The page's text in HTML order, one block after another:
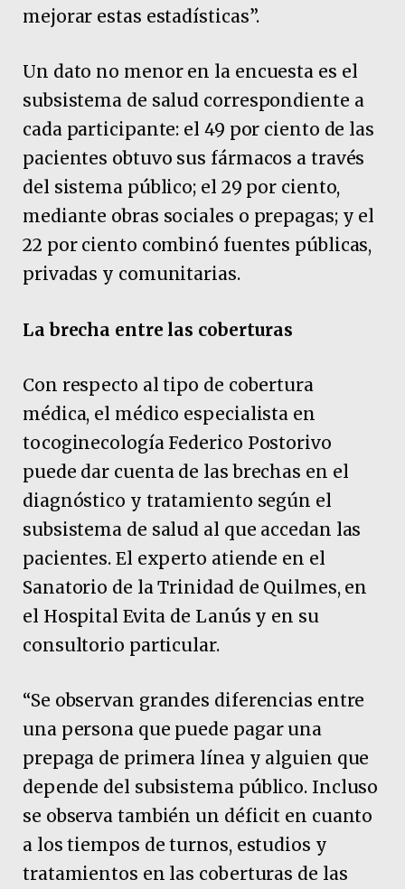
mejorar estas estadísticas”.
Un dato no menor en la encuesta es el
subsistema de salud correspondiente a
cada participante: el 49 por ciento de las
pacientes obtuvo sus fármacos a través
del sistema público; el 29 por ciento,
mediante obras sociales o prepagas; y el
22 por ciento combinó fuentes públicas,
privadas y comunitarias.
La brecha entre las coberturas
Con respecto al tipo de cobertura
médica, el médico especialista en
tocoginecología Federico Postorivo
puede dar cuenta de las brechas en el
diagnóstico y tratamiento según el
subsistema de salud al que accedan las
pacientes. El experto atiende en el
Sanatorio de la Trinidad de Quilmes, en
el Hospital Evita de Lanús y en su
consultorio particular.
“Se observan grandes diferencias entre
una persona que puede pagar una
prepaga de primera línea y alguien que
depende del subsistema público. Incluso
se observa también un déficit en cuanto
a los tiempos de turnos, estudios y
tratamientos en las coberturas de las